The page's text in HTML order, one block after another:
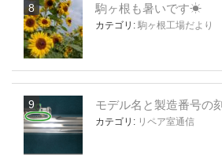
駒ヶ根も暑いです☀
カテゴリ: 駒ヶ根工場だより
モデル名と製造番号の
カテゴリ: リペア室通信